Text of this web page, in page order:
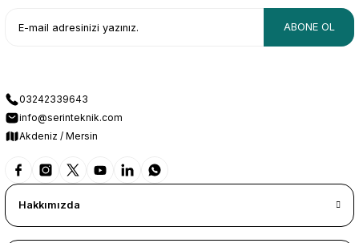
ABONE OL
03242339643
info@serinteknik.com
Akdeniz / Mersin
Hakkımızda